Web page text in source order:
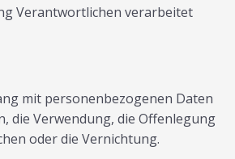
Verantwortlichen verarbeitet
mit personenbezogenen Daten
die Verwendung, die Offenlegung
oder die Vernichtung.